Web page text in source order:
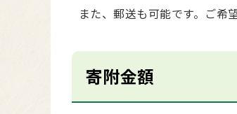
また、郵送も可能です。ご希
寄附金額